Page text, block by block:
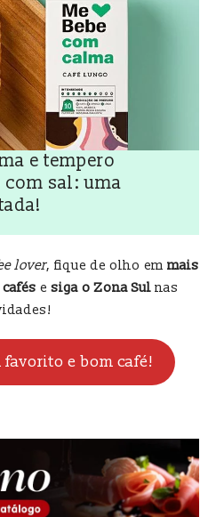
e tempero
sal: uma
lover, fique de olho em mais
e siga o Zona Sul nas
favorito e bom café!